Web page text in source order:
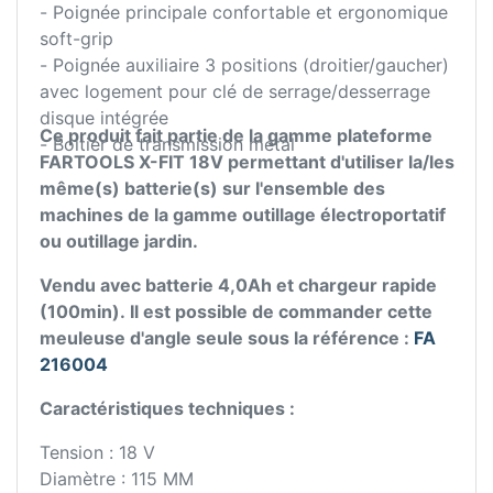
- Poignée principale confortable et ergonomique
soft-grip
- Poignée auxiliaire 3 positions (droitier/gaucher)
avec logement pour clé de serrage/desserrage
disque intégrée
- Boitier de transmission métal
Ce produit fait partie de la gamme plateforme
FARTOOLS X-FIT 18V permettant d'utiliser la/les
même(s) batterie(s) sur l'ensemble des
machines de la gamme outillage électroportatif
ou outillage jardin.
Vendu avec batterie 4,0Ah et chargeur rapide
(100min). Il est possible de commander cette
meuleuse d'angle seule sous la référence : FA
216004
Caractéristiques techniques :
Tension : 18 V
Diamètre : 115 MM